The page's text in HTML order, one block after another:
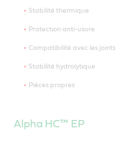
Stabilité thermique
Protection anti-usure
Compatibilité avec les joints
Stabilité hydrolytique
Pièces propres
Alpha HC™ EP